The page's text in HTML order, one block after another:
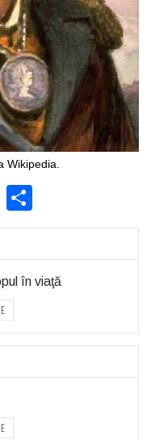
Wikipedia.
X
în viaţă